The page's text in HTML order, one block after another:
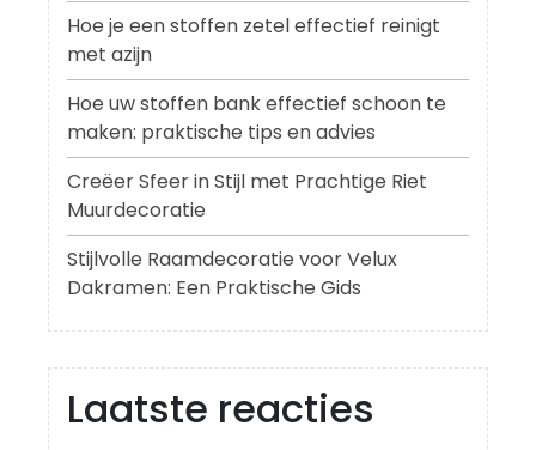
Hoe je een stoffen zetel effectief reinigt
met azijn
Hoe uw stoffen bank effectief schoon te
maken: praktische tips en advies
Creëer Sfeer in Stijl met Prachtige Riet
Muurdecoratie
Stijlvolle Raamdecoratie voor Velux
Dakramen: Een Praktische Gids
Laatste reacties